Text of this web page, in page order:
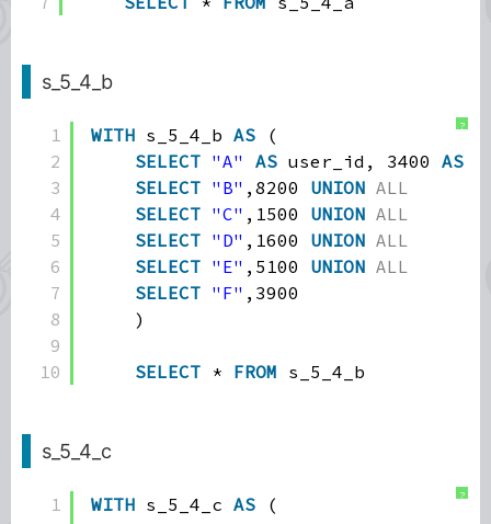
s_5_4_b
?
1
2
3
4
5
6
7
8
9
10
WITH s_5_4_b AS
(
SELECT "A" AS user_id, 3400 AS
SELECT "B" ,8200 UNION ALL
SELECT "C" ,1500 UNION ALL
SELECT "D" ,1600 UNION ALL
SELECT "E" ,5100 UNION ALL
SELECT "F" ,3900
)
SELECT * FROM s_5_4_b
s_5_4_c
?
1
WITH s_5_4_c AS
(